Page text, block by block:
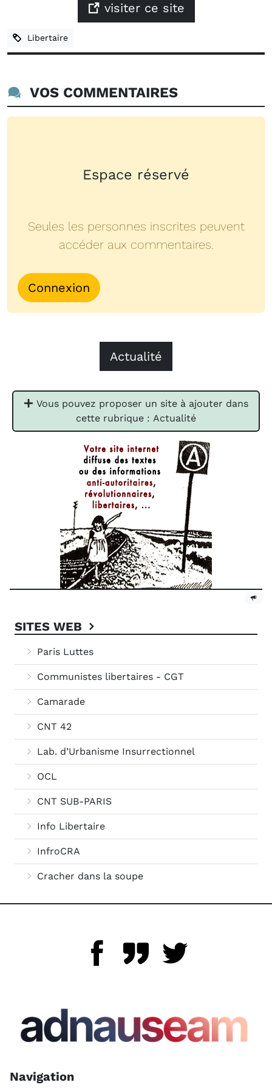
visiter ce site
Libertaire
VOS COMMENTAIRES
Espace réservé
Seules les personnes inscrites peuvent
accéder aux commentaires.
Connexion
Actualité
Vous pouvez proposer un site à ajouter dans
cette rubrique : Actualité
SITES WEB
Paris Luttes
Communistes libertaires - CGT
Camarade
CNT 42
Lab. d’Urbanisme Insurrectionnel
OCL
CNT SUB-PARIS
Info Libertaire
InfroCRA
Cracher dans la soupe
Navigation